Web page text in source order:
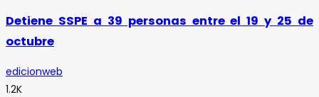
Detiene SSPE a 39 personas entre el 19 y 25 de
octubre
edicionweb
1.2K